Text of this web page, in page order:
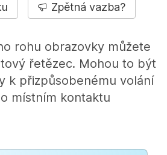
Zpětná vazba?
rohu obrazovky můžete
řetězec. Mohou to být
k přizpůsobenému volání
místním kontaktu